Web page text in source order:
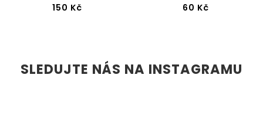
150 Kč 60 Kč
SLEDUJTE NÁS NA INSTAGRAMU